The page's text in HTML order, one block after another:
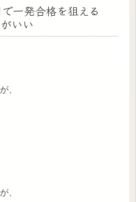
一発合格を狙える
いい
、
、